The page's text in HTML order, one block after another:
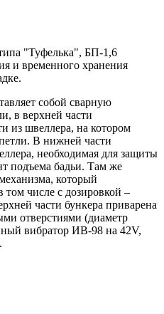
"Туфелька", БП-1,6
и временного хранения
собой сварную
в верхней части
из швеллера, на котором
В нижней части
необходимая для защиты
подъема бадьи. Там же
который
том числе с дозировкой –
части бункера приварена
отверстиями (диаметр
вибратор ИВ-98 на 42V,